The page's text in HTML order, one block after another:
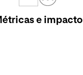
e impacto